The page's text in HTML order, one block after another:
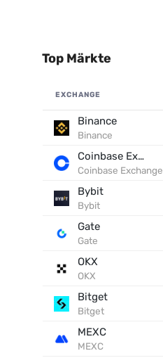
Top Märkte
EXCHANGE
Binance
Binance
Coinbase Exchange
Coinbase Exchange
Bybit
Bybit
Gate
Gate
OKX
OKX
Bitget
Bitget
MEXC
MEXC